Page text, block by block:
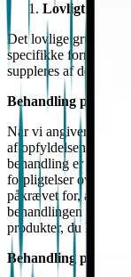
Lovligt
Det lovlige grundlag,
specifikke formål, er
suppleres af de
Behandling på
Når vi angiver, at vi
af opfyldelsen af
behandling er
forpligtelser over for
påkrævet for, at vi
behandlingen er
produkter, du har
Behandling på